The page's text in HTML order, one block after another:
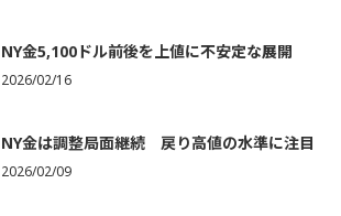
NY金5,100ドル前後を上値に不安定な展開
2026/02/16
NY金は調整局面継続 戻り高値の水準に注目
2026/02/09